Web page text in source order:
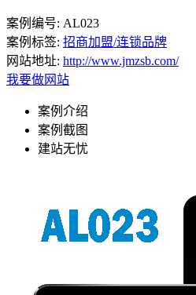
案例编号: AL023
案例标签: 招商加盟/连锁品牌
网站地址: http://www.jmzsb.com/
我要做网站
案例介绍
案例截图
建站无忧